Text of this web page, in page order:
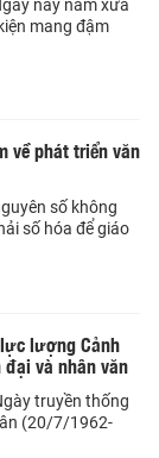
này năm xưa
mang đậm
về phát triển văn
số không
số hóa để giáo
lượng Cảnh
và nhân văn
truyền thống
(20/7/1962-